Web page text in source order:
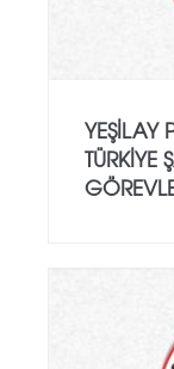
YEŞILAY
TÜRKIYE